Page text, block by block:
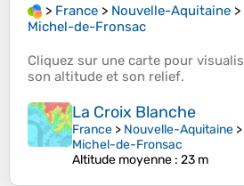
> France > Nouvelle-Aquitaine >
Michel-de-Fronsac
Cliquez sur une carte pour
son altitude et son relief.
La Croix Blanche
France > Nouvelle-Aquitaine >
Michel-de-Fronsac
Altitude moyenne : 23 m